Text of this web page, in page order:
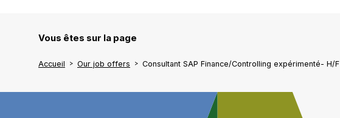
Vous êtes sur la page
Accueil Our job offers Consultant SAP Finance/Controlling expérimenté- H/F